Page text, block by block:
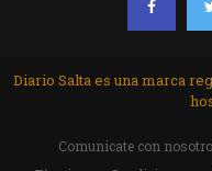
Diario Salta es una marca
Comunicate con